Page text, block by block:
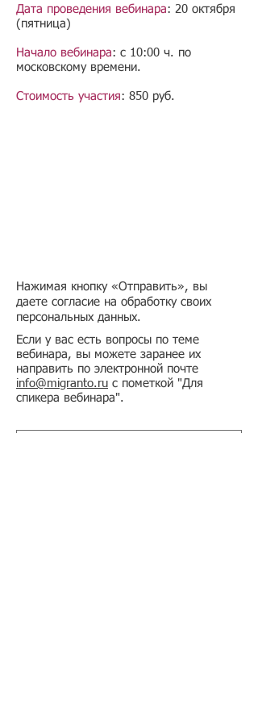
Дата проведения вебинара: 20 октября
(пятница)
Начало вебинара: с 10:00 ч. по
московскому времени.
Стоимость участия: 850 руб.
Нажимая кнопку «Отправить», вы
даете согласие на обработку своих
персональных данных.
Если у вас есть вопросы по теме
вебинара, вы можете заранее их
направить по электронной почте
info@migranto.ru с пометкой "Для
спикера вебинара".